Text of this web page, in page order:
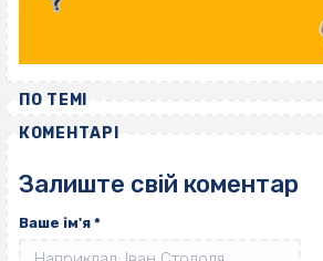
ПО ТЕМІ
КОМЕНТАРІ
Залиште свій коментар
Ваше ім'я *